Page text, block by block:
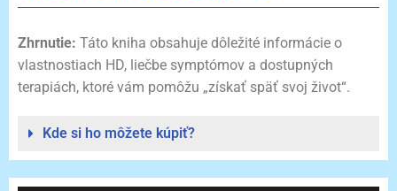
Zhrnutie: Táto kniha obsahuje dôležité informácie o
vlastnostiach HD, liečbe symptómov a dostupných
terapiách, ktoré vám pomôžu „získať späť svoj život“.
Kde si ho môžete kúpiť?